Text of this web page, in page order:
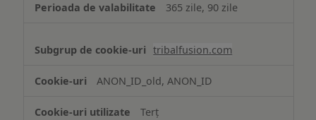
365 zile, 90 zile
tribalfusion.com
ANON_ID_old, ANON_ID
Terț